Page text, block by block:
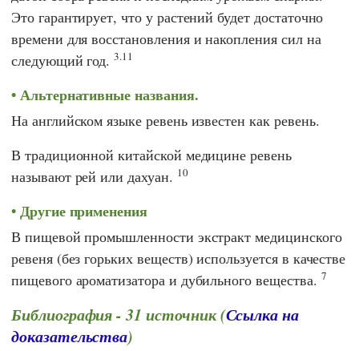
Это гарантирует, что у растений будет достаточно
времени для восстановления и накопления сил на
следующий год.3.11
Альтернативные названия.
На английском языке ревень известен как ревень.
В традиционной китайской медицине ревень
называют рей или дахуан. 10
Другие применения
В пищевой промышленности экстракт медицинского
ревеня (без горьких веществ) используется в качестве
пищевого ароматизатора и дубильного вещества. 7
Библиография - 31 источник (Ссылка на
доказательства)